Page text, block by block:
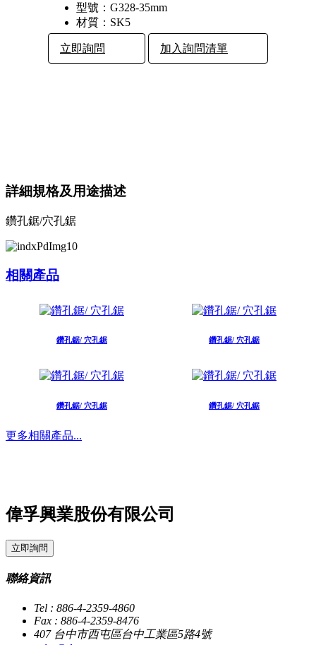
型號： G328-35mm
材質： SK5
立即詢問 加入詢問清單
詳細規格及用途描述
鑽孔鋸/穴孔鋸
相關產品
鑽孔鋸/ 穴孔鋸 鑽孔鋸/ 穴孔鋸
鑽孔鋸/ 穴孔鋸 鑽孔鋸/ 穴孔鋸
更多相關產品...
偉孚興業股份有限公司
立即詢問
聯絡資訊
Tel : 886-4-2359-4860
Fax : 886-4-2359-8476
407 台中市西屯區台中工業區5路4號